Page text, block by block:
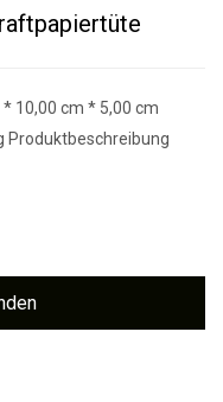
10,00 cm * 5,00 cm
Produktbeschreibung